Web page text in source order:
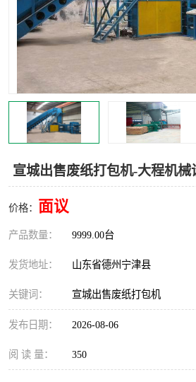
宣城出售废纸打包机-大程机械
价格： 面议
产品数量： 9999.00台
发货地址： 山东省德州宁津县
关键词： 宣城出售废纸打包机
发布日期： 2026-08-06
阅 读 量： 350
冷却塔 食
塑料撕碎机 金